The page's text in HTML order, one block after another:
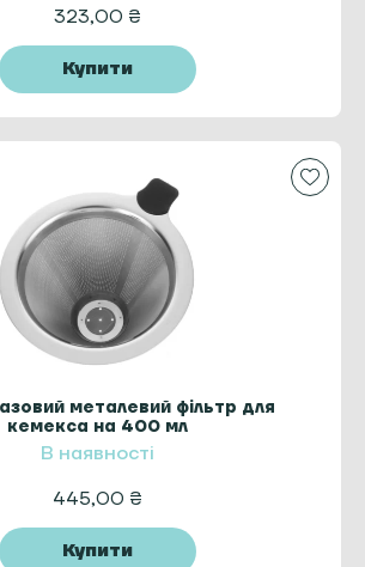
323,00 ₴
Купити
металевий фільтр для
кемекса на 400 мл
В наявності
445,00 ₴
Купити